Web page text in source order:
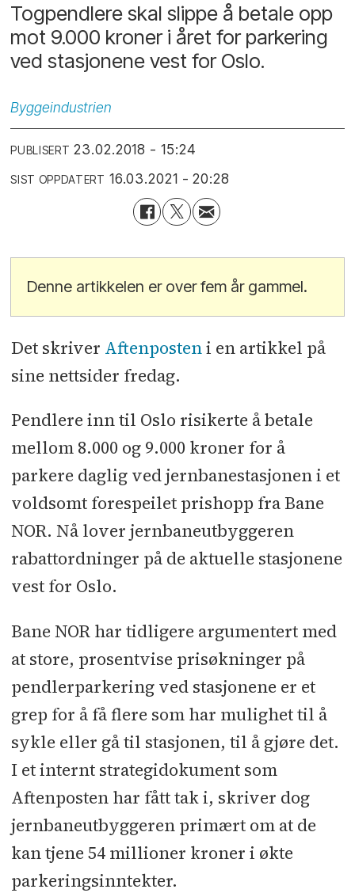
Togpendlere skal slippe å betale opp
mot 9.000 kroner i året for parkering
ved stasjonene vest for Oslo.
Byggeindustrien
PUBLISERT 23.02.2018 - 15:24
SIST OPPDATERT 16.03.2021 - 20:28
Denne artikkelen er over fem år gammel.
Det skriver Aftenposteni en artikkel på
sine nettsider fredag.
Pendlere inn til Oslo risikerte å betale
mellom 8.000 og 9.000 kroner for å
parkere daglig ved jernbanestasjonen i et
voldsomt forespeilet prishopp fra Bane
NOR. Nå lover jernbaneutbyggeren
rabattordninger på de aktuelle stasjonene
vest for Oslo.
Bane NOR har tidligere argumentert med
at store, prosentvise prisøkninger på
pendlerparkering ved stasjonene er et
grep for å få flere som har mulighet til å
sykle eller gå til stasjonen, til å gjøre det.
I et internt strategidokument som
Aftenposten har fått tak i, skriver dog
jernbaneutbyggeren primært om at de
kan tjene 54 millioner kroner i økte
parkeringsinntekter.